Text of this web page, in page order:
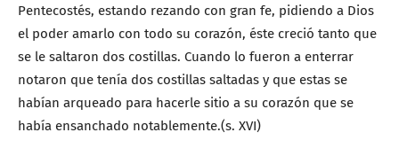
Pentecostés, estando rezando con gran fe, pidiendo a Dios
el poder amarlo con todo su corazón, éste creció tanto que
se le saltaron dos costillas. Cuando lo fueron a enterrar
notaron que tenía dos costillas saltadas y que estas se
habían arqueado para hacerle sitio a su corazón que se
había ensanchado notablemente.(s. XVI)